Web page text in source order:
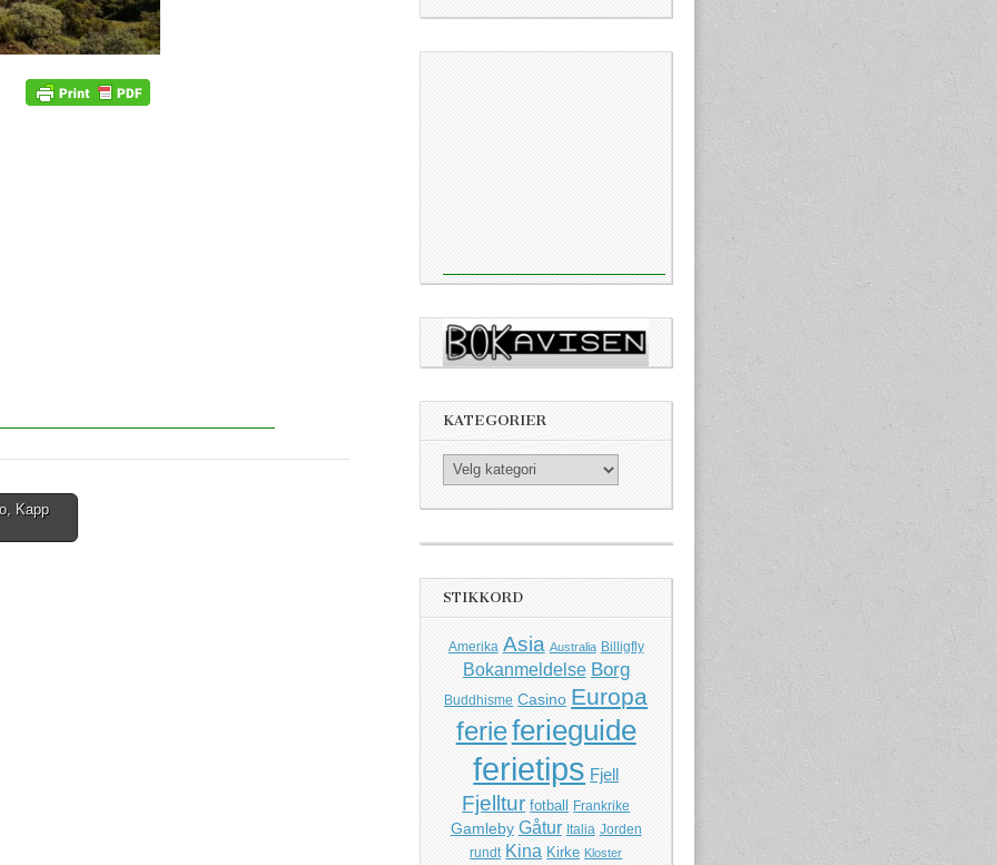
Kapp
KATEGORIER
Kategorier
STIKKORD
Amerika Asia Australia Billigfly
Bokanmeldelse Borg
Buddhisme Casino Europa
ferieferieguide
ferietips Fjell
Fjelltur fotball Frankrike
Gamleby Gåtur Italia Jorden
rundt Kina Kirke Kloster